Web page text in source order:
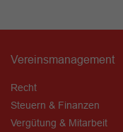
Vereinsmanagement
Recht
Steuern & Finanzen
Vergütung & Mitarbeit